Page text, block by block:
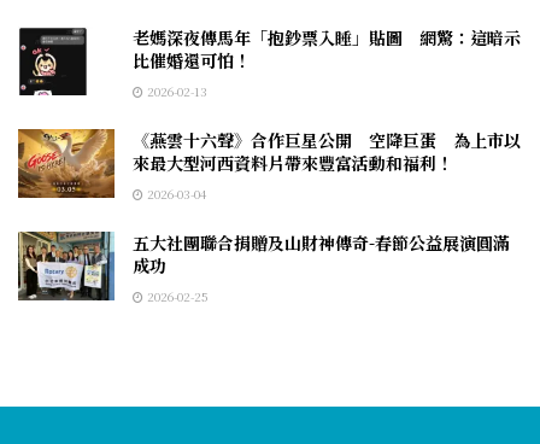
老媽深夜傳馬年「抱鈔票入睡」貼圖 網驚：這暗示
比催婚還可怕！
2026-02-13
《燕雲十六聲》合作巨星公開 空降巨蛋 為上市以
來最大型河西資料片帶來豐富活動和福利！
2026-03-04
五大社團聯合捐贈及山財神傳奇-春節公益展演圓滿
成功
2026-02-25